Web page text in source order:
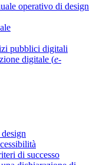
operativo di design
pubblici digitali
digitale (e-
di successo